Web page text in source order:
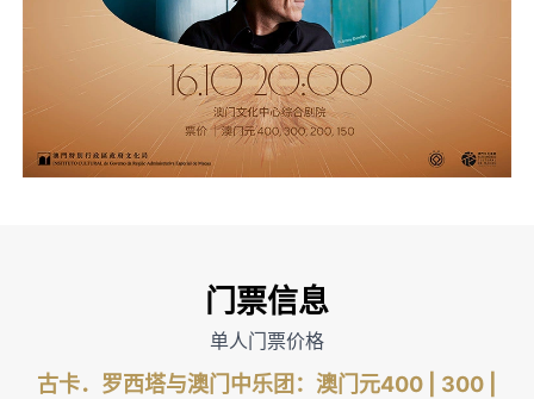
门票信息
单人门票价格
古卡．罗西塔与澳门中乐团：澳门元400 300